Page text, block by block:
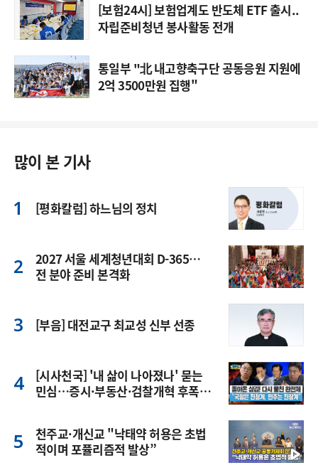
[보험24시] 보험업계도 반도체 ETF 출시..
자립준비청년 봉사활동 전개
통일부 "北 내고향축구단 공동응원 지원에
2억 3500만원 집행"
많이 본 기사
[평화칼럼] 하느님의 정치
2027 서울 세계청년대회 D-365…
전 분야 준비 본격화
[부음] 대전교구 최교성 신부 선종
[시사천국] '내 삶이 나아졌나' 묻는
민심…증시·부동산·검찰개혁 후폭
천주교·개신교 "낙태약 허용은 초법
적이며 포퓰리즘적 발상”